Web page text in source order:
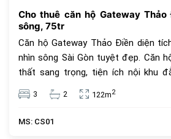
Cho thuê căn hộ Gateway Thảo
sông, 75tr
Căn hộ Gateway Thảo Điền diện
nhìn sông Sài Gòn tuyệt đẹp. Căn
thất sang trọng, tiện ích nội khu
thân thiện với thú cưng.
3 2 122m2
MS: CS01